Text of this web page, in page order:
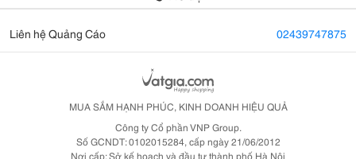
Liên hệ Quảng Cáo 02439747875
MUA SẮM HẠNH PHÚC, KINH DOANH HIỆU QUẢ
Công ty Cổ phần VNP Group.
Số GCNDT: 0102015284, cấp ngày 21/06/2012
Nơi cấp: Sở kế hoạch và đầu tư thành phố Hà Nội